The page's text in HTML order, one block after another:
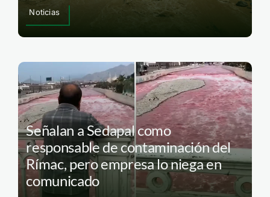
Noticias
Señalan a Sedapal como
responsable de contaminación del
Rímac, pero empresa lo niega en
comunicado